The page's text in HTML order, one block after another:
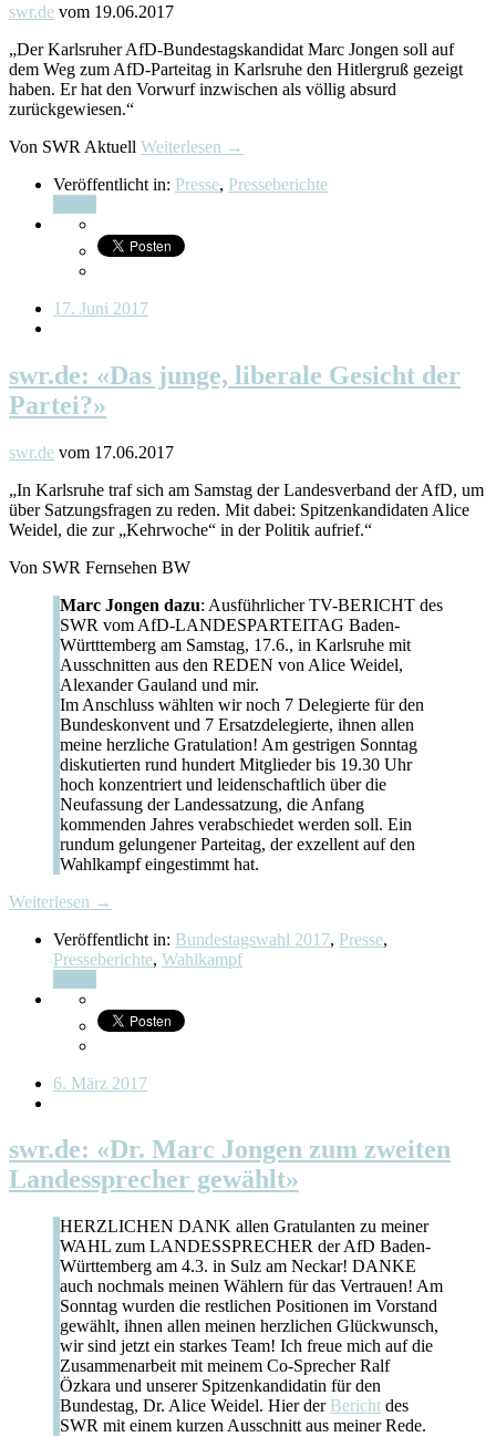
swr.de vom 19.06.2017
„Der Karlsruher AfD-Bundestagskandidat Marc Jongen soll auf
dem Weg zum AfD-Parteitag in Karlsruhe den Hitlergruß gezeigt
haben. Er hat den Vorwurf inzwischen als völlig absurd
zurückgewiesen.“
Von SWR Aktuell Weiterlesen →
Veröffentlicht in: Presse, Presseberichte
17. Juni 2017
swr.de: «Das junge, liberale Gesicht der
Partei?»
swr.de vom 17.06.2017
„In Karlsruhe traf sich am Samstag der Landesverband der AfD, um
über Satzungsfragen zu reden. Mit dabei: Spitzenkandidaten Alice
Weidel, die zur „Kehrwoche“ in der Politik aufrief.“
Von SWR Fernsehen BW
Marc Jongen dazu: Ausführlicher TV-BERICHT des
SWR vom AfD-LANDESPARTEITAG Baden-
Württtemberg am Samstag, 17.6., in Karlsruhe mit
Ausschnitten aus den REDEN von Alice Weidel,
Alexander Gauland und mir.
Im Anschluss wählten wir noch 7 Delegierte für den
Bundeskonvent und 7 Ersatzdelegierte, ihnen allen
meine herzliche Gratulation! Am gestrigen Sonntag
diskutierten rund hundert Mitglieder bis 19.30 Uhr
hoch konzentriert und leidenschaftlich über die
Neufassung der Landessatzung, die Anfang
kommenden Jahres verabschiedet werden soll. Ein
rundum gelungener Parteitag, der exzellent auf den
Wahlkampf eingestimmt hat.
Weiterlesen →
Veröffentlicht in: Bundestagswahl 2017, Presse,
Presseberichte, Wahlkampf
6. März 2017
swr.de: «Dr. Marc Jongen zum zweiten
Landessprecher gewählt»
HERZLICHEN DANK allen Gratulanten zu meiner
WAHL zum LANDESSPRECHER der AfD Baden-
Württemberg am 4.3. in Sulz am Neckar! DANKE
auch nochmals meinen Wählern für das Vertrauen! Am
Sonntag wurden die restlichen Positionen im Vorstand
gewählt, ihnen allen meinen herzlichen Glückwunsch,
wir sind jetzt ein starkes Team! Ich freue mich auf die
Zusammenarbeit mit meinem Co-Sprecher Ralf
Özkara und unserer Spitzenkandidatin für den
Bundestag, Dr. Alice Weidel. Hier der Bericht des
SWR mit einem kurzen Ausschnitt aus meiner Rede.